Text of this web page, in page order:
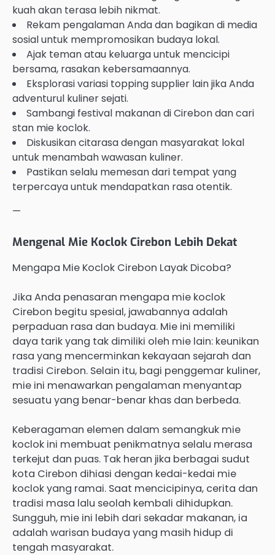
kuah akan terasa lebih nikmat.
Rekam pengalaman Anda dan bagikan di media
sosial untuk mempromosikan budaya lokal.
Ajak teman atau keluarga untuk mencicipi
bersama, rasakan kebersamaannya.
Eksplorasi variasi topping supplier lain jika Anda
adventurul kuliner sejati.
Sambangi festival makanan di Cirebon dan cari
stan mie koclok.
Diskusikan citarasa dengan masyarakat lokal
untuk menambah wawasan kuliner.
Pastikan selalu memesan dari tempat yang
terpercaya untuk mendapatkan rasa otentik.
—
Mengenal Mie Koclok Cirebon Lebih Dekat
Mengapa Mie Koclok Cirebon Layak Dicoba?
Jika Anda penasaran mengapa mie koclok
Cirebon begitu spesial, jawabannya adalah
perpaduan rasa dan budaya. Mie ini memiliki
daya tarik yang tak dimiliki oleh mie lain: keunikan
rasa yang mencerminkan kekayaan sejarah dan
tradisi Cirebon. Selain itu, bagi penggemar kuliner,
mie ini menawarkan pengalaman menyantap
sesuatu yang benar-benar khas dan berbeda.
Keberagaman elemen dalam semangkuk mie
koclok ini membuat penikmatnya selalu merasa
terkejut dan puas. Tak heran jika berbagai sudut
kota Cirebon dihiasi dengan kedai-kedai mie
koclok yang ramai. Saat mencicipinya, cerita dan
tradisi masa lalu seolah kembali dihidupkan.
Sungguh, mie ini lebih dari sekadar makanan, ia
adalah warisan budaya yang masih hidup di
tengah masyarakat.